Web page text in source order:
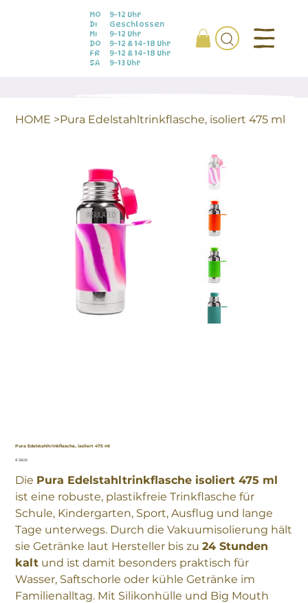
MO
DI
MI
DO
FR
SA
9-12 Uhr
Geschlossen
9-12 Uhr
9-12 & 14-18 Uhr
9-12 & 14-18 Uhr
9-13 Uhr
HOME >Pura Edelstahltrinkflasche, isoliert 475 ml
Pura Edelstahltrinkflasche, isoliert 475 ml
Preis
€ 38,00
Die Pura Edelstahltrinkflasche isoliert 475 ml
ist eine robuste, plastikfreie Trinkflasche für
Schule, Kindergarten, Sport, Ausflug und lange
Tage unterwegs. Durch die Vakuumisolierung hält
sie Getränke laut Hersteller bis zu24 Stunden
kalt und ist damit besonders praktisch für
Wasser, Saftschorle oder kühle Getränke im
Familienalltag. Mit Silikonhülle und Big Mouth